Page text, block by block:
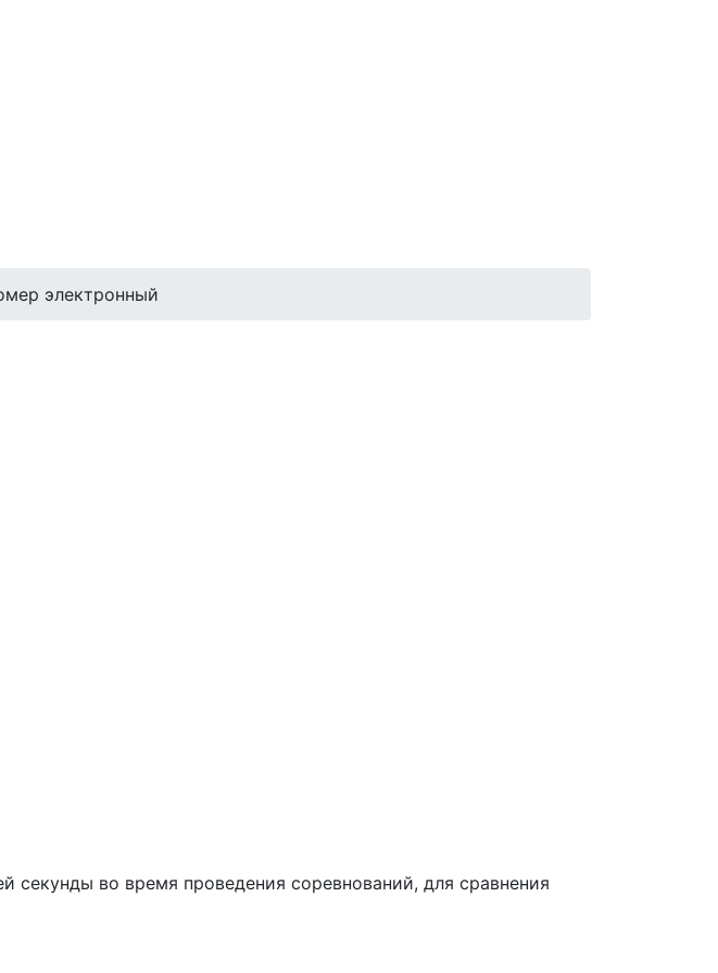
электронный
секунды во время проведения соревнований, для сравнения